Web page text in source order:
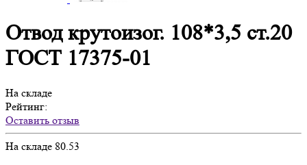
Отвод крутоизог. 108*3,5 ст.20
ГОСТ 17375-01
На складе
Рейтинг:
Оставить отзыв
На складе 80.53